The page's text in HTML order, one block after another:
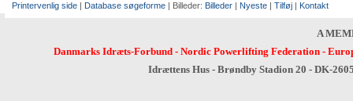
Printervenlig side | Database søgeforme | Billeder: Billeder | Nyeste | Tilføj | Kontakt
A
Danmarks Idræts-Forbund- Nordic Powerlifting Federation-
Idrættens Hus - Brøndby Stadion 20 - DK-